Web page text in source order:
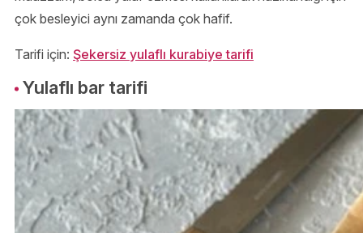
çok besleyici aynı zamanda çok hafif.
Tarifi için: Şekersiz yulaflı kurabiye tarifi
Yulaflı bar tarifi